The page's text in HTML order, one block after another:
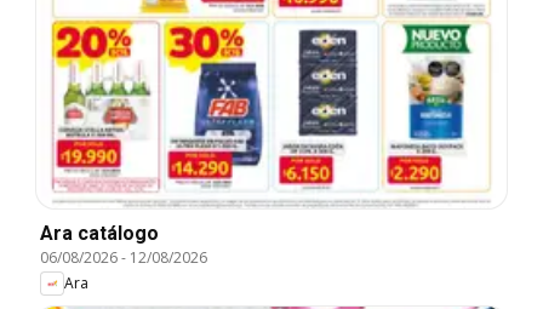
Ara catálogo
06/08/2026- 12/08/2026
Ara